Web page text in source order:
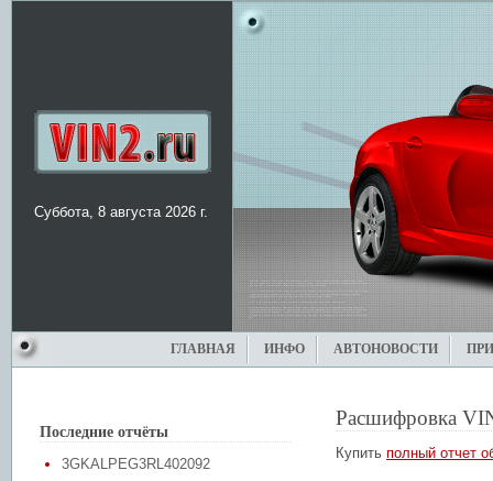
Суббота, 8 августа 2026 г.
ГЛАВНАЯ ИНФО АВТОНОВОСТИ
Последние отчёты
3GKALPEG3RL402092
Расшифровка
Купить полный отчет